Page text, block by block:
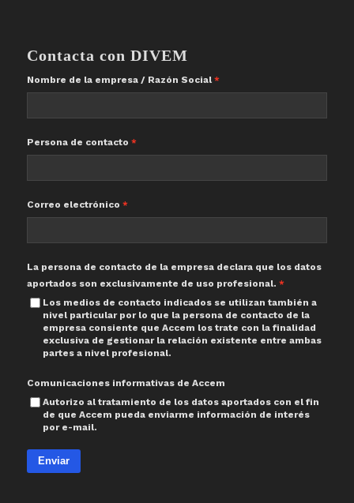
Contacta con DIVEM
Nombre de la empresa / Razón Social
Persona de contacto
Correo electrónico
La persona de contacto de la empresa declara que los datos
aportados son exclusivamente de uso profesional.
Los medios de contacto indicados se utilizan también a
nivel particular por lo que la persona de contacto de la
empresa consiente que Accem los trate con la finalidad
exclusiva de gestionar la relación existente entre ambas
partes a nivel profesional.
Comunicaciones informativas de Accem
Autorizo al tratamiento de los datos aportados con el fin
de que Accem pueda enviarme información de interés
por e-mail.
Enviar